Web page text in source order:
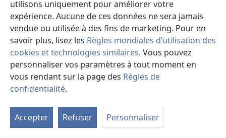
utilisons uniquement pour améliorer votre
expérience. Aucune de ces données ne sera jamais
vendue ou utilisée à des fins de marketing. Pour en
savoir plus, lisez les Règles mondiales d’utilisation des
cookies et technologies similaires. Vous pouvez
personnaliser vos paramètres à tout moment en
vous rendant sur la page des Règles de
confidentialité.
Accepter Refuser Personnaliser
sous le soleil brûlant, sans nourriture. Puis, à cinq
heures, le directeur a saisi un fouet et a commencé à
en frapper frère Mancoca, qui raconte : “ Je n’ai jamais
vu personne manier le fouet comme lui. Il a dit qu’il ne
s’arrêterait pas avant que je tombe mort. ” Il n’a pas
cessé de le fouetter sans pitié pendant une heure,
mais à la longue notre frère n’a plus senti la douleur.
Tout à coup, une irrépressible envie de dormir s’est
train de mourir ; aussi un soldat a-​t-​il traîné son corps